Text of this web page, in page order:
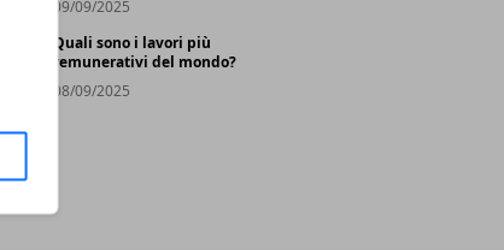
09/09/2025
Quali sono i lavori più
remunerativi del mondo?
08/09/2025